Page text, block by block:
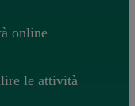
online
le attività